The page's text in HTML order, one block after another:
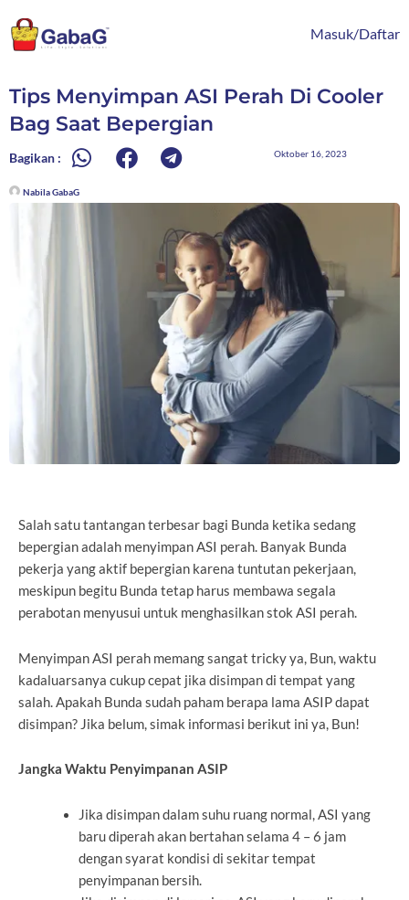
ke
konten
Masuk/Daftar
Tips Menyimpan ASI Perah Di Cooler
Bag Saat Bepergian
Bagikan : Oktober 16, 2023
Nabila GabaG
Salah satu tantangan terbesar bagi Bunda ketika sedang
bepergian adalah menyimpan ASI perah. Banyak Bunda
pekerja yang aktif bepergian karena tuntutan pekerjaan,
meskipun begitu Bunda tetap harus membawa segala
perabotan menyusui untuk menghasilkan stok ASI perah.
Menyimpan ASI perah memang sangat tricky ya, Bun, waktu
kadaluarsanya cukup cepat jika disimpan di tempat yang
salah. Apakah Bunda sudah paham berapa lama ASIP dapat
disimpan? Jika belum, simak informasi berikut ini ya, Bun!
Jangka Waktu Penyimpanan ASIP
Jika disimpan dalam suhu ruang normal, ASI yang
baru diperah akan bertahan selama 4 – 6 jam
dengan syarat kondisi di sekitar tempat
penyimpanan bersih.